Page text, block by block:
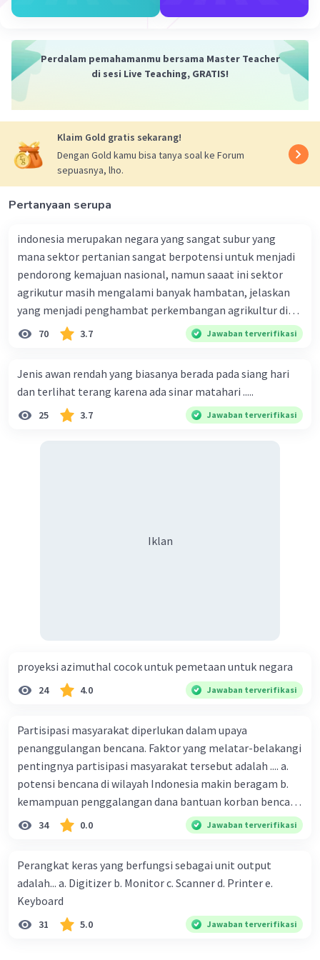
Perdalam pemahamanmu bersama Master Teacher
di sesi Live Teaching, GRATIS!
Klaim Gold gratis sekarang!
Dengan Gold kamu bisa tanya soal ke Forum
sepuasnya, lho.
Pertanyaan serupa
indonesia merupakan negara yang sangat subur yang
mana sektor pertanian sangat berpotensi untuk menjadi
pendorong kemajuan nasional, namun saaat ini sektor
agrikutur masih mengalami banyak hambatan, jelaskan
yang menjadi penghambat perkembangan agrikultur di
indonesia
70 3.7 Jawaban terverifikasi
Jenis awan rendah yang biasanya berada pada siang hari
dan terlihat terang karena ada sinar matahari .....
25 3.7 Jawaban terverifikasi
Iklan
proyeksi azimuthal cocok untuk pemetaan untuk negara
24 4.0 Jawaban terverifikasi
Partisipasi masyarakat diperlukan dalam upaya
penanggulangan bencana. Faktor yang melatar-belakangi
pentingnya partisipasi masyarakat tersebut adalah .... a.
potensi bencana di wilayah Indonesia makin beragam b.
kemampuan penggalangan dana bantuan korban bencana
makin tinggi c. pemahaman pendidikan kebencanaan
kepada masyarakat masih rendah d. masyarakat
bencana e. kepercayaan pemerintah bahwa masyarakat
mampu mengatasi bencana
34 0.0 Jawaban terverifikasi
Perangkat keras yang berfungsi sebagai unit output
adalah... a. Digitizer b. Monitor c. Scanner d. Printer e.
Keyboard
31 5.0 Jawaban terverifikasi